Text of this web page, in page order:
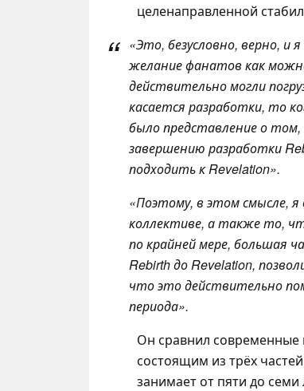
целенаправленной
«Это, безусловно, верно,
желание фанатов как
действительно могли
касается разработки, то
было представление о
завершению разработки
подходить кRevelation».
«Поэтому, в этом смысле,
коллективе, а также то,
по крайней мере, большая
RebirthдоRevelation,
что это действительно
периода».
Он сравнил современные
состоящим из трёх
занимает от пяти до